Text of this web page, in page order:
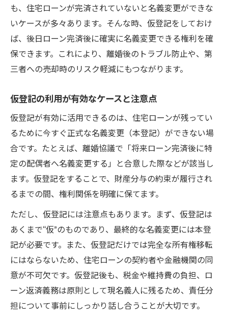
も、住宅ローンが完済されていないと名義変更ができな
いケースが多々あります。そんな時、仮登記をしておけ
ば、後日ローン完済後に確実に名義変更できる権利を確
保できます。これにより、離婚後のトラブル防止や、第
三者への売却時のリスク軽減にもつながります。
仮登記の利用が有効なケースと注意点
仮登記が有効に活用できるのは、住宅ローンが残ってい
るために今すぐ正式な名義変更（本登記）ができない場
合です。たとえば、離婚協議で「将来ローン完済後に特
定の配偶者へ名義変更する」と合意した際などが該当し
ます。仮登記をすることで、財産分与の約束が履行され
るまでの間、権利関係を明確に保てます。
ただし、仮登記には注意点もあります。まず、仮登記は
あくまで“仮”のものであり、最終的な名義変更には本登
記が必要です。また、仮登記だけでは完全な所有権移転
にはならないため、住宅ローンの契約者や金融機関の同
意が不可欠です。仮登記後も、税金や維持費の負担、ロ
ーン返済義務は原則として現名義人に残るため、責任分
担について事前にしっかり話し合うことが大切です。